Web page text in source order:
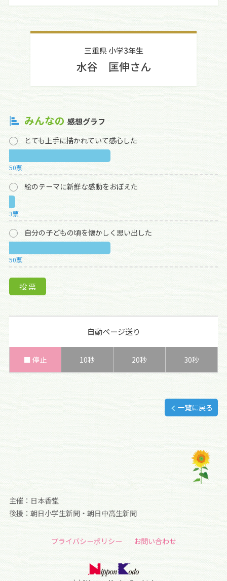
三重県 小学3年生
水谷 匡伸さん
みんなの 感想グラフ
とても上手に描かれていて感心した
50票
絵のテーマに新鮮な感動をおぼえた
3票
自分の子どもの頃を懐かしく思い出した
50票
自動ページ送り
■ 停止 10秒 20秒 30秒
一覧に戻る
主催：日本香堂
後援：朝日小学生新聞・朝日中高生新聞
プライバシーポリシー お問い合わせ